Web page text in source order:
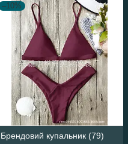
–10%
Брендовий купальник (79)